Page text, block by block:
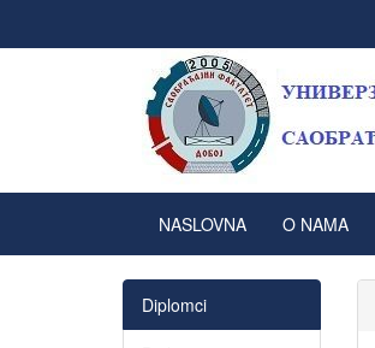
NASLOVNA O NAMA
Diplomci